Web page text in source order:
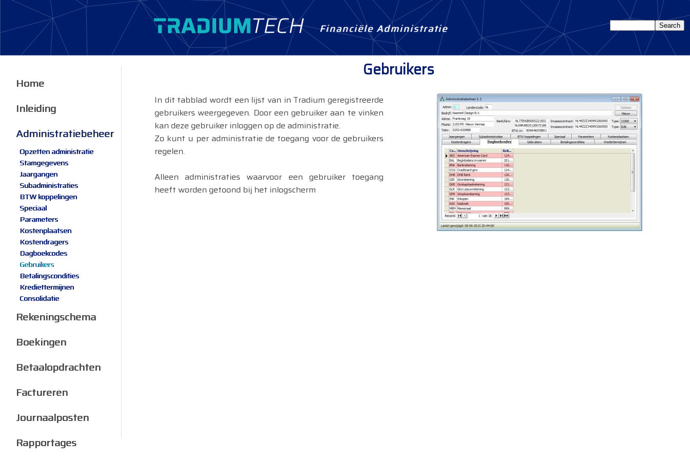
Financiële Administratie
Gebruikers
In dit tabblad wordt een lijst van in Tradium geregistreerde
gebruikers weergegeven. Door een gebruiker aan te vinken
kan deze gebruiker inloggen op de administratie.
Zo kunt u per administratie de toegang voor de gebruikers
regelen.
Alleen administraties waarvoor een gebruiker toegang
heeft worden getoond bij het inlogscherm
Home
Inleiding
Administratiebeheer
Opzetten administratie
Stamgegevens
Jaargangen
Subadministraties
BTW koppelingen
Speciaal
Parameters
Kostenplaatsen
Kostendragers
Dagboekcodes
Gebruikers
Betalingscondities
Krediettermijnen
Consolidatie
Rekeningschema
Boekingen
Betaalopdrachten
Factureren
Journaalposten
Rapportages